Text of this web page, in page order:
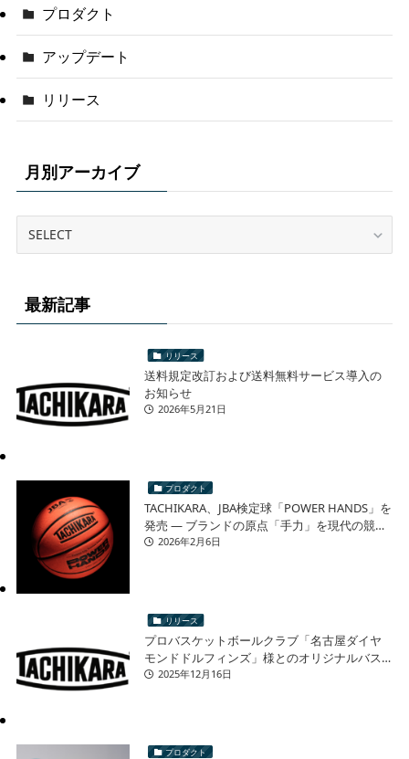
プロダクト
アップデート
リリース
月別アーカイブ
最新記事
リリース
送料規定改訂および送料無料サービス導入の
お知らせ
2026年5月21日
プロダクト
TACHIKARA、JBA検定球「POWER HANDS」を
発売 ― ブランドの原点「手力」を現代の競技
シーンへ ―
2026年2月6日
リリース
プロバスケットボールクラブ「名古屋ダイヤ
モンドドルフィンズ」様とのオリジナルバス
ケットボール 再販売に関するお知らせ
2025年12月16日
プロダクト